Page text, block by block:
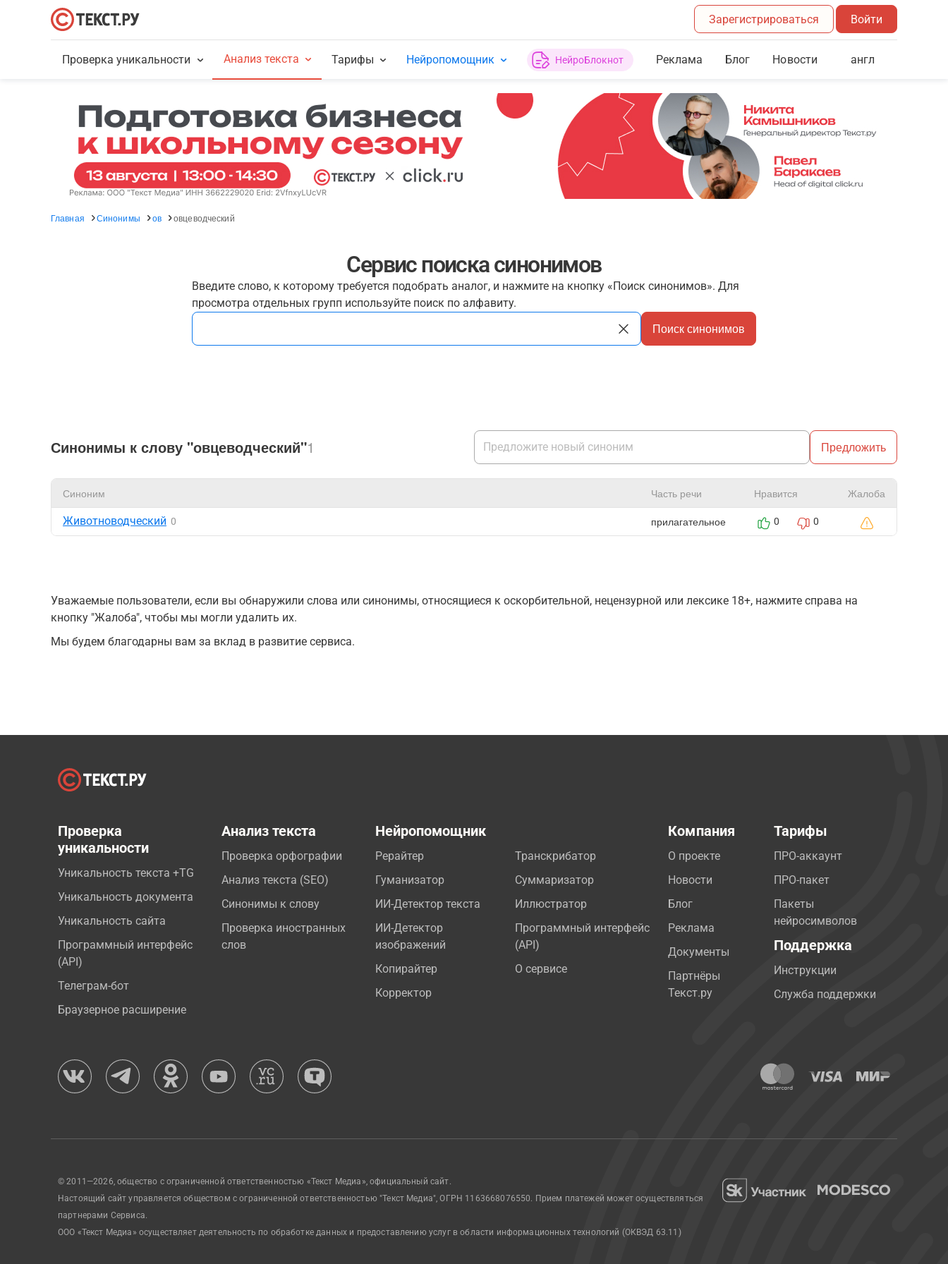
Зарегистрироваться Войти
Проверка уникальности Анализ текста Тарифы Нейропомощник НейроБлокнот Реклама Блог Новости англ
Главная Синонимы ов овцеводческий
Сервис поиска синонимов
Введите слово, к которому требуется подобрать аналог, и нажмите на кнопку «Поиск синонимов». Для
просмотра отдельных групп используйте поиск по алфавиту.
Поиск синонимов
Синонимы к слову "овцеводческий"1 Предложить
Синоним Часть речи Нравится Жалоба
Животноводческий 0 прилагательное 0 0
Уважаемые пользователи, если вы обнаружили слова или синонимы, относящиеся к оскорбительной, нецензурной или лексике 18+, нажмите справа на
кнопку "Жалоба", чтобы мы могли удалить их.
Мы будем благодарны вам за вклад в развитие сервиса.
Проверка
уникальности
Уникальность текста +TG
Уникальность документа
Уникальность сайта
Программный интерфейс
(API)
Телеграм-бот
Браузерное расширение
Анализ текста
Проверка орфографии
Анализ текста (SEO)
Синонимы к слову
Проверка иностранных
слов
Нейропомощник
Рерайтер
Гуманизатор
ИИ-Детектор текста
ИИ-Детектор
изображений
Копирайтер
Корректор
Транскрибатор
Суммаризатор
Иллюстратор
Программный интерфейс
(API)
О сервисе
Компания
О проекте
Новости
Блог
Реклама
Документы
Партнёры
Текст.ру
Тарифы
ПРО-аккаунт
ПРО-пакет
Пакеты
нейросимволов
Поддержка
Инструкции
Служба поддержки
© 2011—2026, общество с ограниченной ответственностью «Текст Медиа», официальный сайт.
Настоящий сайт управляется обществом с ограниченной ответственностью "Текст Медиа", ОГРН 1163668076550. Прием платежей может осуществляться
партнерами Сервиса.
ООО «Текст Медиа» осуществляет деятельность по обработке данных и предоставлению услуг в области информационных технологий (ОКВЭД 63.11)